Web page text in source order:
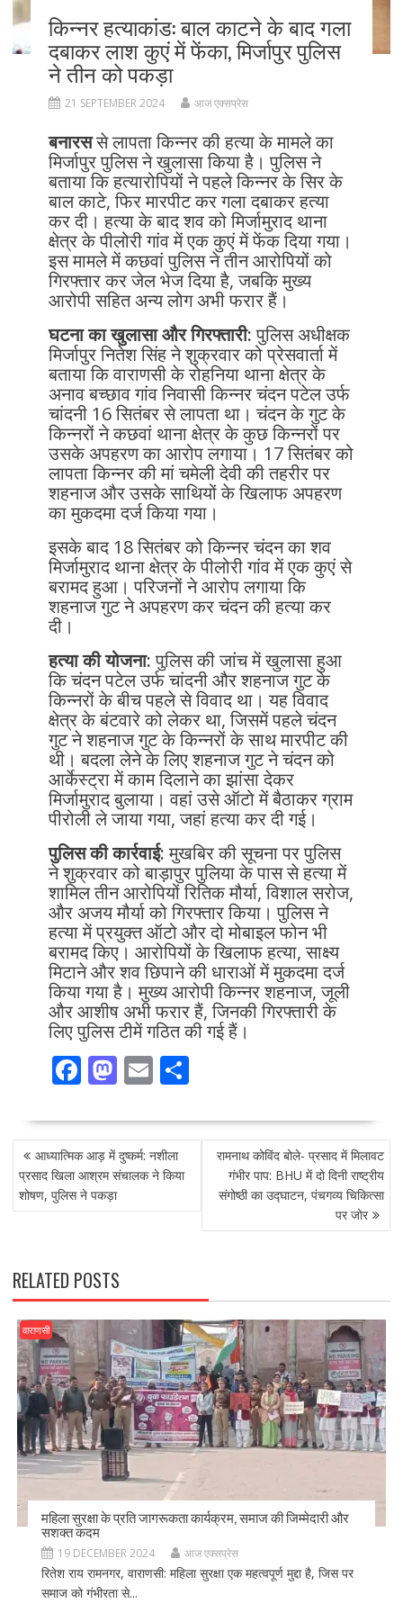
किन्नर हत्याकांड: बाल काटने के बाद गला
दबाकर लाश कुएं में फेंका, मिर्जापुर पुलिस
ने तीन को पकड़ा
21 SEPTEMBER 2024 आज एक्सप्रेस
बनारससे लापता किन्नर की हत्या के मामले का
मिर्जापुर पुलिस ने खुलासा किया है। पुलिस ने
बताया कि हत्यारोपियों ने पहले किन्नर के सिर के
बाल काटे, फिर मारपीट कर गला दबाकर हत्या
कर दी। हत्या के बाद शव को मिर्जामुराद थाना
क्षेत्र के पीलोरी गांव में एक कुएं में फेंक दिया गया।
इस मामले में कछवां पुलिस ने तीन आरोपियों को
गिरफ्तार कर जेल भेज दिया है, जबकि मुख्य
आरोपी सहित अन्य लोग अभी फरार हैं।
घटना का खुलासा और गिरफ्तारी:पुलिस अधीक्षक
मिर्जापुर नितेश सिंह ने शुक्रवार को प्रेसवार्ता में
बताया कि वाराणसी के रोहनिया थाना क्षेत्र के
अनाव बच्छाव गांव निवासी किन्नर चंदन पटेल उर्फ
चांदनी 16 सितंबर से लापता था। चंदन के गुट के
किन्नरों ने कछवां थाना क्षेत्र के कुछ किन्नरों पर
उसके अपहरण का आरोप लगाया। 17 सितंबर को
लापता किन्नर की मां चमेली देवी की तहरीर पर
शहनाज और उसके साथियों के खिलाफ अपहरण
का मुकदमा दर्ज किया गया।
इसके बाद 18 सितंबर को किन्नर चंदन का शव
मिर्जामुराद थाना क्षेत्र के पीलोरी गांव में एक कुएं से
बरामद हुआ। परिजनों ने आरोप लगाया कि
शहनाज गुट ने अपहरण कर चंदन की हत्या कर
दी।
हत्या की योजना:पुलिस की जांच में खुलासा हुआ
कि चंदन पटेल उर्फ चांदनी और शहनाज गुट के
किन्नरों के बीच पहले से विवाद था। यह विवाद
क्षेत्र के बंटवारे को लेकर था, जिसमें पहले चंदन
गुट ने शहनाज गुट के किन्नरों के साथ मारपीट की
थी। बदला लेने के लिए शहनाज गुट ने चंदन को
आर्केस्ट्रा में काम दिलाने का झांसा देकर
मिर्जामुराद बुलाया। वहां उसे ऑटो में बैठाकर ग्राम
पीरोली ले जाया गया, जहां हत्या कर दी गई।
पुलिस की कार्रवाई:मुखबिर की सूचना पर पुलिस
ने शुक्रवार को बाड़ापुर पुलिया के पास से हत्या में
शामिल तीन आरोपियों रितिक मौर्या, विशाल सरोज,
और अजय मौर्या को गिरफ्तार किया। पुलिस ने
हत्या में प्रयुक्त ऑटो और दो मोबाइल फोन भी
बरामद किए। आरोपियों के खिलाफ हत्या, साक्ष्य
मिटाने और शव छिपाने की धाराओं में मुकदमा दर्ज
किया गया है। मुख्य आरोपी किन्नर शहनाज, जूली
और आशीष अभी फरार हैं, जिनकी गिरफ्तारी के
लिए पुलिस टीमें गठित की गई हैं।
F
e
b
o
o
M
to
d
o
n
E
ai
l
S
ar
POST
NAVIGATION
आध्यात्मिक आड़ में दुष्कर्म: नशीला
प्रसाद खिला आश्रम संचालक ने किया
शोषण, पुलिस ने पकड़ा
रामनाथ कोविंद बोले- प्रसाद में मिलावट
गंभीर पाप: BHU में दो दिनी राष्ट्रीय
संगोष्ठी का उद्घाटन, पंचगव्य चिकित्सा
पर जोर
RELATED POSTS
वाराणसी
महिला सुरक्षा के प्रति जागरूकता कार्यक्रम, समाज की जिम्मेदारी और
सशक्त कदम
19 DECEMBER 2024 आज एक्सप्रेस
रितेश राय रामनगर, वाराणसी: महिला सुरक्षा एक महत्वपूर्ण मुद्दा है, जिस पर
समाज को गंभीरता से...